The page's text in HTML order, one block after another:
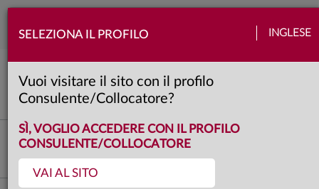
SELEZIONA IL PROFILO INGLESE
Vuoi visitare il sito con il profilo
Consulente/Collocatore?
SÌ, VOGLIO ACCEDERE CON IL PROFILO
CONSULENTE/COLLOCATORE
VAI AL SITO
6 minuti
Fabio Fois